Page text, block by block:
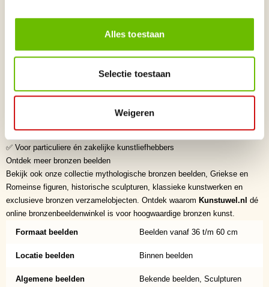
Alles toestaan
Selectie toestaan
Weigeren
tijdloze kunst. Brons behoudt zijn schoonheid generaties lang en
Waarom kiezen voor Kunstuwel.nl?
✅ Hoogwaardige kwaliteit en verfijnde afwerking
✅ Exclusieve collectie originele bronzen sculpturen
✅ Persoonlijke service en deskundig advies
✅ Voor particuliere én zakelijke kunstliefhebbers
Ontdek meer bronzen beelden
Bekijk ook onze collectie mythologische bronzen beelden, Griekse en
Romeinse figuren, historische sculpturen, klassieke kunstwerken en
exclusieve bronzen verzamelobjecten. Ontdek waarom Kunstuwel.nl dé
online bronzenbeeldenwinkel is voor hoogwaardige bronzen kunst.
Formaat beelden Beelden vanaf 36 t/m 60 cm
Locatie beelden Binnen beelden
Algemene beelden Bekende beelden, Sculpturen